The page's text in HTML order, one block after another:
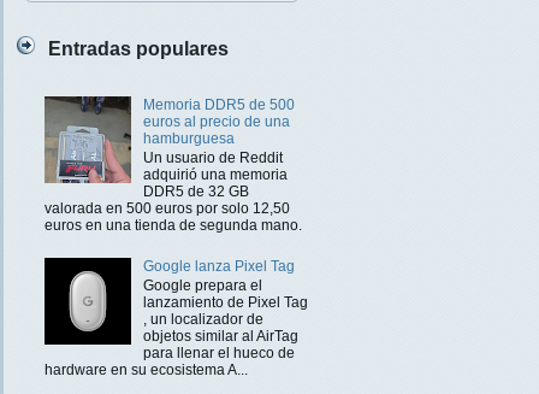
Entradas populares
Memoria DDR5 de 500
euros al precio de una
hamburguesa
Un usuario de Reddit
adquirió una memoria
DDR5 de 32 GB
valorada en 500 euros por solo 12,50
euros en una tienda de segunda mano.
Google lanza Pixel Tag
Google prepara el
lanzamiento de Pixel Tag
, un localizador de
objetos similar al AirTag
para llenar el hueco de
hardware en su ecosistema A...